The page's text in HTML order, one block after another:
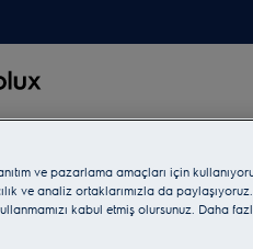
ve pazarlama amaçları için
ve analiz ortaklarımızla da paylaşıyoruz.
kabul etmiş olursunuz. Daha